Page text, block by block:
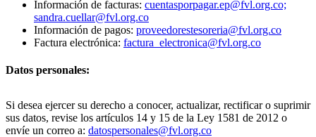
Información de facturas: cuentasporpagar.ep@fvl.org.co;
sandra.cuellar@fvl.org.co
Información de pagos: proveedorestesoreria@fvl.org.co
Factura electrónica: factura_electronica@fvl.org.co
Datos personales:
Si desea ejercer su derecho a conocer, actualizar, rectificar o suprimir
sus datos, revise los artículos 14 y 15 de la Ley 1581 de 2012 o
envíe un correo a: datospersonales@fvl.org.co